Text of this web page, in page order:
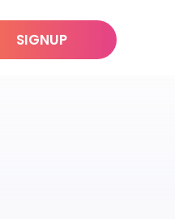
SIGNUP